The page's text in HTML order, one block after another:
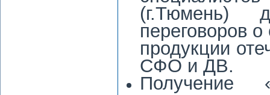
(г.Тюмень)
переговоров
продукции
СФО и ДВ.
Получение